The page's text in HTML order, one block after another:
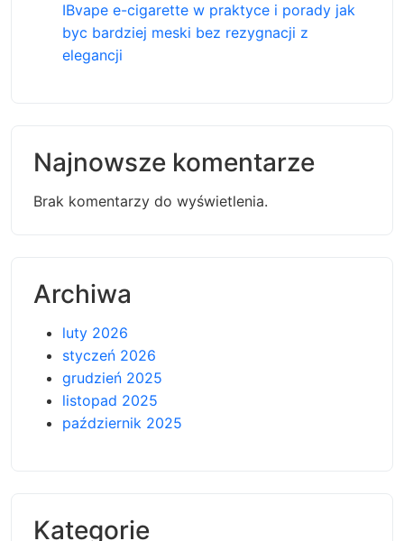
IBvape e-cigarette w praktyce i porady jak
byc bardziej meski bez rezygnacji z
elegancji
Najnowsze komentarze
Brak komentarzy do wyświetlenia.
Archiwa
luty 2026
styczeń 2026
grudzień 2025
listopad 2025
październik 2025
Kategorie